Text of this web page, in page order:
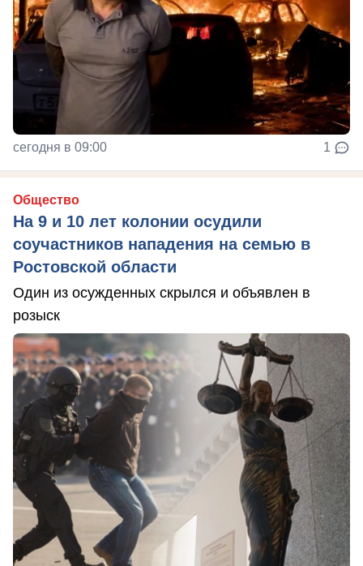
сегодня в 09:00 1
Общество
На 9 и 10 лет колонии осудили
соучастников нападения на семью в
Ростовской области
Один из осужденных скрылся и объявлен в
розыск